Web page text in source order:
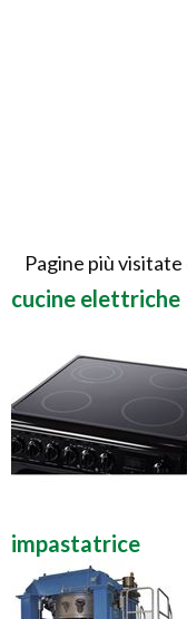
Pagine più
cucine elettriche
impastatrice